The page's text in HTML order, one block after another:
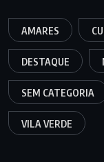
AMARES
DESTAQUE
SEM CATEGORIA
VILA VERDE